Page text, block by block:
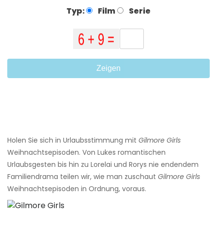
Typ: Film Serie
Zeigen
Holen Sie sich in Urlaubsstimmung mit Gilmore Girls
Weihnachtsepisoden. Von Lukes romantischen
Urlaubsgesten bis hin zu Lorelai und Rorys nie endendem
Familiendrama teilen wir, wie man zuschaut Gilmore Girls
Weihnachtsepisoden in Ordnung, voraus.